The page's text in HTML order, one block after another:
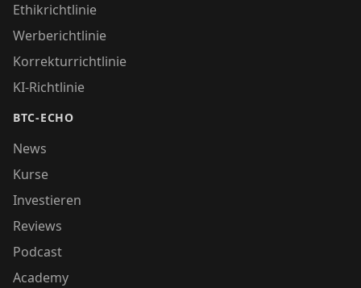
Ethikrichtlinie
Werberichtlinie
Korrekturrichtlinie
KI-Richtlinie
BTC-ECHO
News
Kurse
Investieren
Reviews
Podcast
Academy